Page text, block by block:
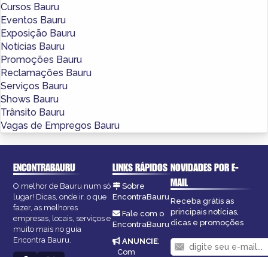
Cursos Bauru
Eventos Bauru
Exposição Bauru
Notícias Bauru
Promoções Bauru
Reclamações Bauru
Serviços Bauru
Shows Bauru
Trânsito Bauru
Vagas de Empregos Bauru
ENCONTRABAURU
O melhor de Bauru num só
lugar! Dicas, onde ir, o que
fazer, as melhores
empresas, locais, serviços e
muito mais no guia
Encontra Bauru.
LINKS RÁPIDOS
Sobre
EncontraBauru
Fale com o
EncontraBauru
ANUNCIE:
Com
NOVIDADES POR E-
MAIL
Receba grátis as
principais notícias,
dicas e promoções